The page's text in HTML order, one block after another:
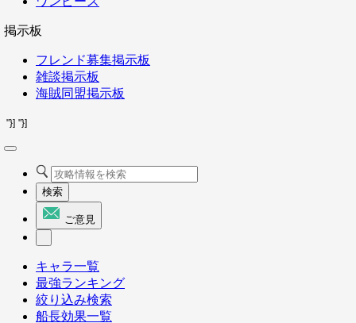
掲示板
フレンド募集掲示板
雑談掲示板
海賊同盟掲示板
"}] "}]
検索
ご意見
キャラ一覧
最強ランキング
絞り込み検索
船長効果一覧